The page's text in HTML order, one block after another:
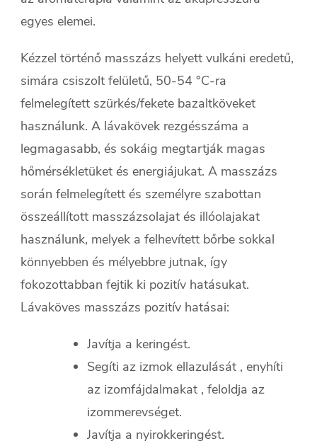
egyes elemei.
Kézzel történő masszázs helyett vulkáni eredetű,
simára csiszolt felületű, 50-54 °C-ra
felmelegített szürkés/fekete bazaltköveket
használunk. A lávakövek rezgésszáma a
legmagasabb, és sokáig megtartják magas
hőmérsékletüket és energiájukat. A masszázs
során felmelegített és személyre szabottan
összeállított masszázsolajat és illóolajakat
használunk, melyek a felhevített bőrbe sokkal
könnyebben és mélyebbre jutnak, így
fokozottabban fejtik ki pozitív hatásukat.
Lávaköves masszázs pozitív hatásai:
Javítja a keringést.
Segíti az izmok ellazulását , enyhíti
az izomfájdalmakat , feloldja az
izommerevséget.
Javítja a nyirokkeringést.